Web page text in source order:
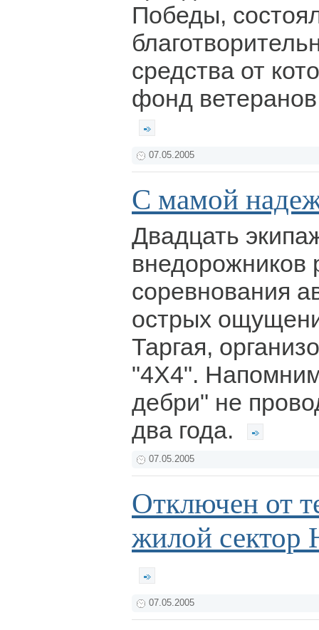
Победы,
средства от
фонд
07.05.2005
С мамой
Двадцать
внедорожников
соревнования
острых
Таргая,
"4Х4".
дебри" не
два года.
07.05.2005
Отключен от
жилой сектор
07.05.2005